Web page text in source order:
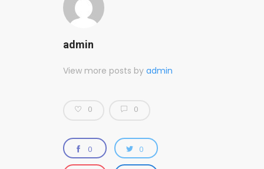
admin
View more posts by admin
0 0
0 0